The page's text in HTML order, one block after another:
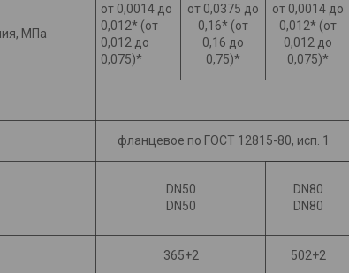
МПа
от 0,0014 до
0,012* (от
0,012 до
0,075)*
от 0,0375 до
0,16* (от
0,16 до
0,75)*
от 0,0014 до
0,012* (от
0,012 до
0,075)*
фланцевое по ГОСТ 12815-80, исп. 1
DN50
DN50
DN80
DN80
365+2 502+2